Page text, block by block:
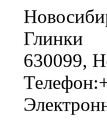
Глинки
630099,
Телефон: